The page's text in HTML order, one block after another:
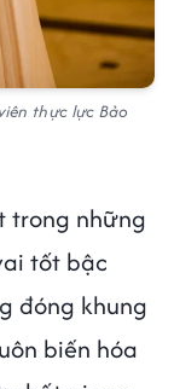
thực lực Bảo
trong những
tốt bậc
đóng khung
biến hóa